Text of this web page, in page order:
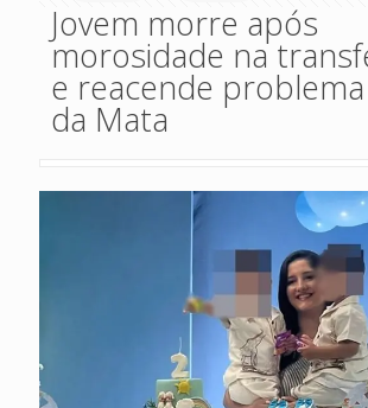
Jovem morre após
morosidade na
e reacende
da Mata